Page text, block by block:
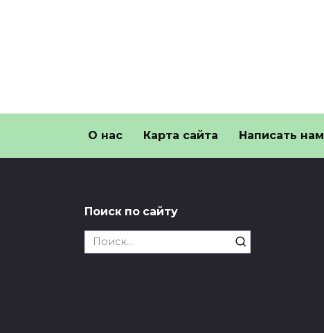
О нас Карта сайта Написать нам
Поиск по сайту
Search
for: